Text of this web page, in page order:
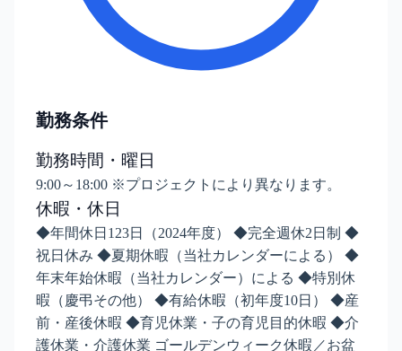
勤務条件
勤務時間・曜日
9:00～18:00 ※プロジェクトにより異なります。
休暇・休日
◆年間休日123日（2024年度） ◆完全週休2日制 ◆
祝日休み ◆夏期休暇（当社カレンダーによる） ◆
年末年始休暇（当社カレンダー）による ◆特別休
暇（慶弔その他） ◆有給休暇（初年度10日） ◆産
前・産後休暇 ◆育児休業・子の育児目的休暇 ◆介
護休業・介護休業 ゴールデンウィーク休暇／お盆